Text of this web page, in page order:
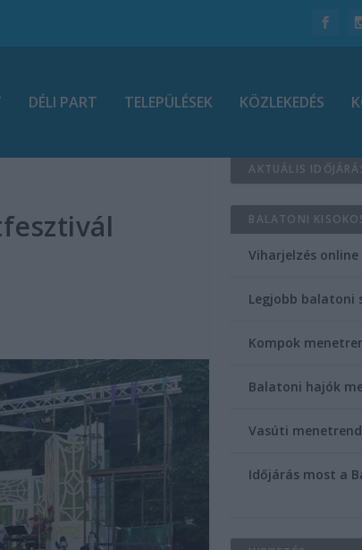
DÉLI PART TELEPÜLÉSEK KÖZLEKEDÉS
AKTUÁLIS
BALATONI
Viharjelzés online
Legjobb balatoni
Kompok
Balatoni hajók
Vasúti
Időjárás most a